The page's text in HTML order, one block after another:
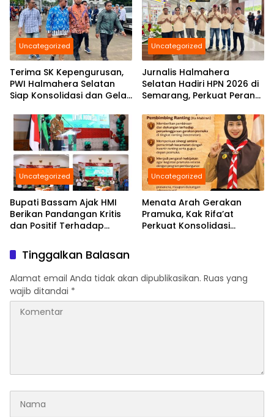
Uncategorized
Terima SK Kepengurusan,
PWI Halmahera Selatan
Siap Konsolidasi dan Gelar
Ramadhan
Uncategorized
Jurnalis Halmahera
Selatan Hadiri HPN 2026 di
Semarang, Perkuat Peran
Nasional
Uncategorized
Bupati Bassam Ajak HMI
Berikan Pandangan Kritis
dan Positif Terhadap
Daerah Yang Di Hadapi
Bersama
Uncategorized
Menata Arah Gerakan
Pramuka, Kak Rifa’at
Perkuat Konsolidasi
Tinggalkan Balasan
Alamat email Anda tidak akan dipublikasikan. Ruas yang
wajib ditandai *